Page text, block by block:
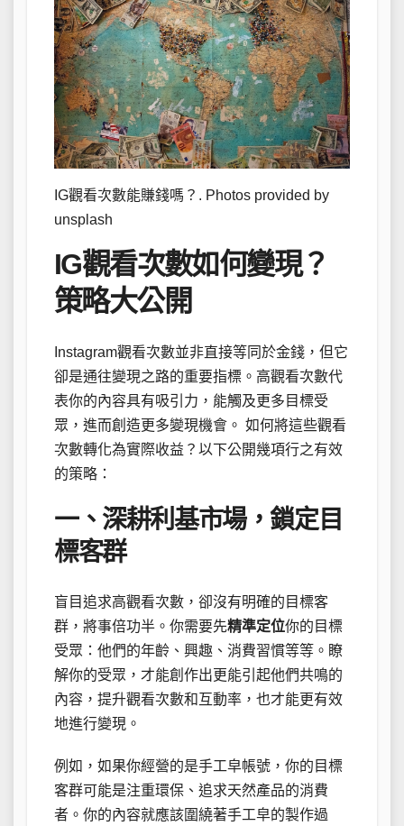
IG觀看次數能賺錢嗎？. Photos provided by
unsplash
IG觀看次數如何變現？
策略大公開
Instagram觀看次數並非直接等同於金錢，但它
卻是通往變現之路的重要指標。高觀看次數代
表你的內容具有吸引力，能觸及更多目標受
眾，進而創造更多變現機會。 如何將這些觀看
次數轉化為實際收益？以下公開幾項行之有效
的策略：
一、深耕利基市場，鎖定目
標客群
盲目追求高觀看次數，卻沒有明確的目標客
群，將事倍功半。你需要先精準定位你的目標
受眾：他們的年齡、興趣、消費習慣等等。瞭
解你的受眾，才能創作出更能引起他們共鳴的
內容，提升觀看次數和互動率，也才能更有效
地進行變現。
例如，如果你經營的是手工皁帳號，你的目標
客群可能是注重環保、追求天然產品的消費
者。你的內容就應該圍繞著手工皁的製作過